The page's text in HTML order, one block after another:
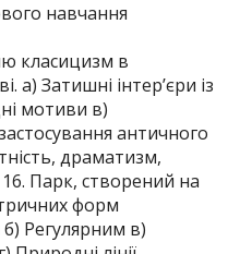
навчання
класицизм в
а) Затишнi iнтер’єри iз
мотиви в)
античного
драматизм,
Парк, створений на
форм
Регулярним в)